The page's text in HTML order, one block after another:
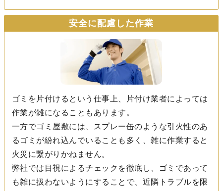
安全に配慮した作業
ゴミを片付けるという仕事上、片付け業者によっては
作業が雑になることもあります。
一方でゴミ屋敷には、スプレー缶のような引火性のあ
るゴミが紛れ込んでいることも多く、雑に作業すると
火災に繋がりかねません。
弊社では目視によるチェックを徹底し、ゴミであって
も雑に扱わないようにすることで、近隣トラブルを限